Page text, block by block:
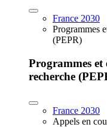
France 2030
Programmes
(PEPR)
Programmes
recherche
France 2030
Appels en